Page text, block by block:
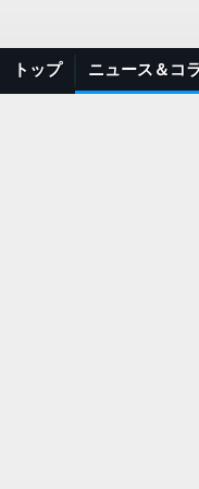
トップ ニュース＆コ